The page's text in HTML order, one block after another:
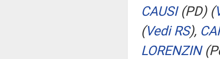
CAUSI(PD) (
(Vedi RS),
LORENZIN